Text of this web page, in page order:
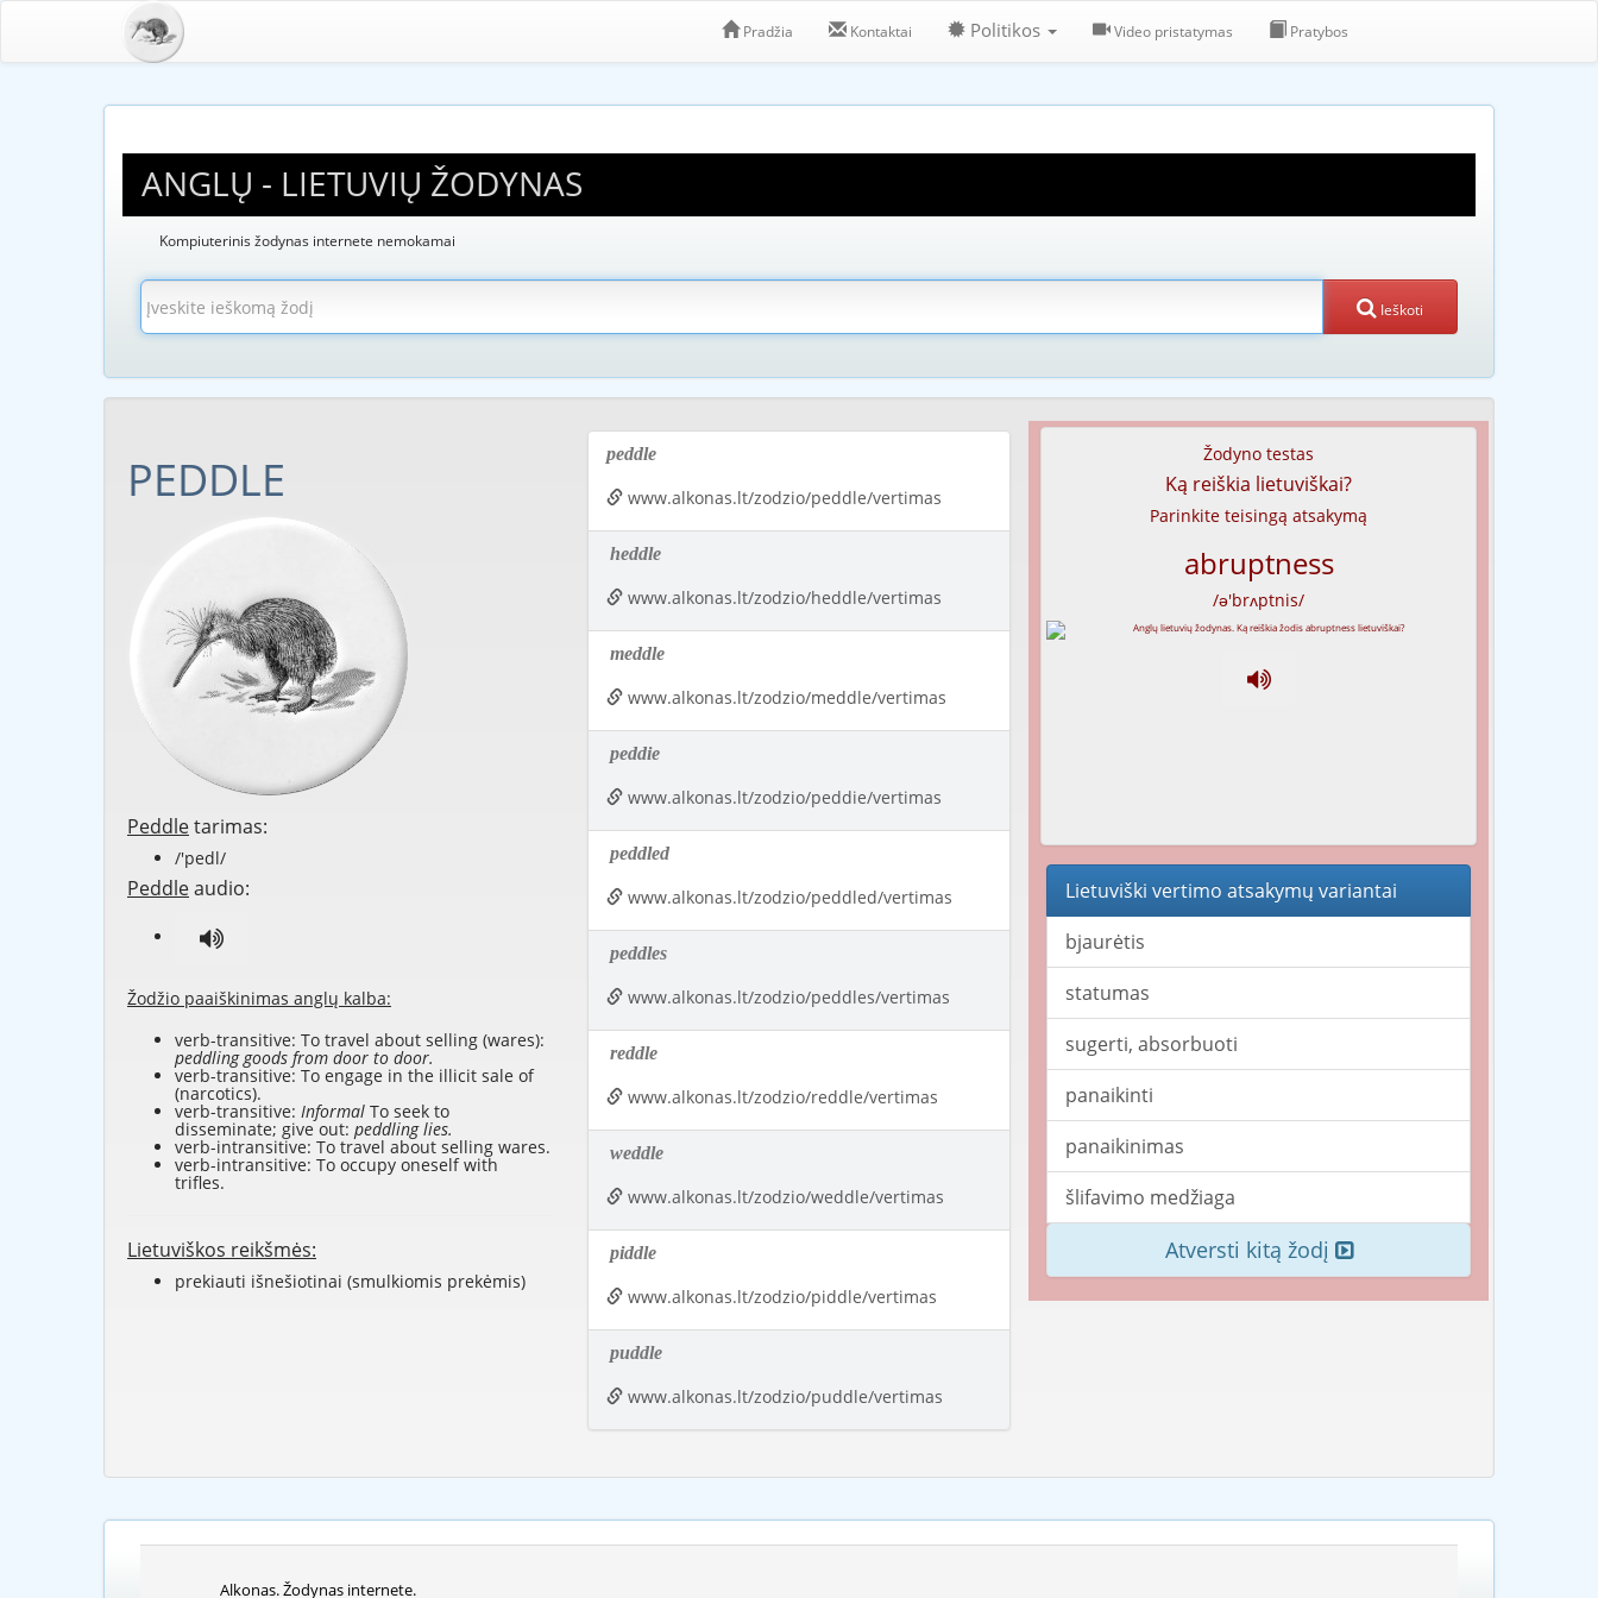
Pradžia Kontaktai Politikos Video pristatymas Pratybos
ANGLŲ - LIETUVIŲ ŽODYNAS
Kompiuterinis žodynas internete nemokamai
Ieškoti
PEDDLE
Peddletarimas:
/'pedl/
Peddleaudio:
Žodžio paaiškinimas anglų kalba:
verb-transitive: To travel about selling (wares):
peddling goods from door to door.
verb-transitive: To engage in the illicit sale of
(narcotics).
verb-transitive: Informal To seek to
disseminate; give out: peddling lies.
verb-intransitive: To travel about selling wares.
verb-intransitive: To occupy oneself with
trifles.
Lietuviškos reikšmės:
prekiauti išnešiotinai (smulkiomis prekėmis)
peddle
www.alkonas.lt/zodzio/peddle/vertimas
heddle
www.alkonas.lt/zodzio/heddle/vertimas
meddle
www.alkonas.lt/zodzio/meddle/vertimas
peddie
www.alkonas.lt/zodzio/peddie/vertimas
peddled
www.alkonas.lt/zodzio/peddled/vertimas
peddles
www.alkonas.lt/zodzio/peddles/vertimas
reddle
www.alkonas.lt/zodzio/reddle/vertimas
weddle
www.alkonas.lt/zodzio/weddle/vertimas
piddle
www.alkonas.lt/zodzio/piddle/vertimas
puddle
www.alkonas.lt/zodzio/puddle/vertimas
Žodyno testas
Ką reiškia lietuviškai?
Parinkite teisingą atsakymą
abruptness
/ə'brʌptnis/
Lietuviški vertimo atsakymų variantai
bjaurėtis
statumas
sugerti, absorbuoti
panaikinti
panaikinimas
šlifavimo medžiaga
Atversti kitą žodį
Alkonas. Žodynas internete.